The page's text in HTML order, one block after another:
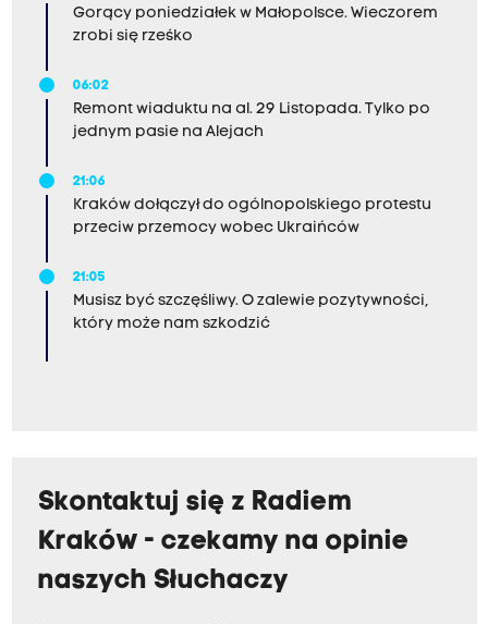
Gorący poniedziałek w Małopolsce. Wieczorem
zrobi się rześko
06:02
Remont wiaduktu na al. 29 Listopada. Tylko po
jednym pasie na Alejach
21:06
Kraków dołączył do ogólnopolskiego protestu
przeciw przemocy wobec Ukraińców
21:05
Musisz być szczęśliwy. O zalewie pozytywności,
który może nam szkodzić
Skontaktuj się z Radiem
Kraków - czekamy na opinie
naszych Słuchaczy